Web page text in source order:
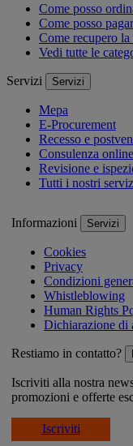
Come posso
Come posso
Come recupero
Vedi tutte le
Servizi Servizi
Mepa
E-Procurement
Recesso e
Consulenza
Revisione e
Tutti i nostri
Informazioni Servizi
Cookies
Privacy
Condizioni
Whistleblowing
Human Rights
Dichiarazione di
Restiamo in contatto?
Iscriviti alla nostra
promozioni e offerte
Iscriviti